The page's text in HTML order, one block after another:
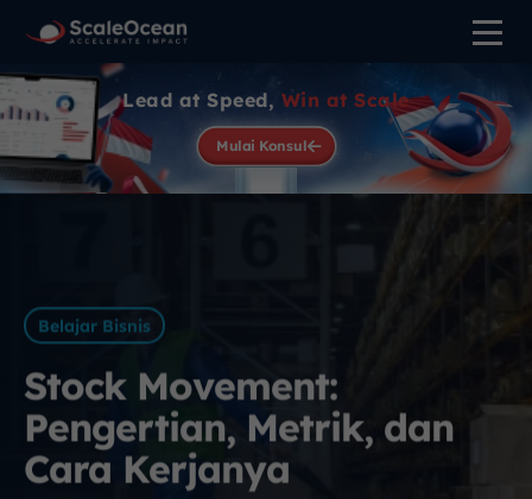
Lead at Speed, Win at Scale
Mulai Konsul
Belajar Bisnis
Stock Movement:
Pengertian, Metrik, dan
Cara Kerjanya